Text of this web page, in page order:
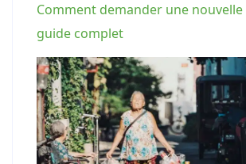
Comment demander une
guide complet